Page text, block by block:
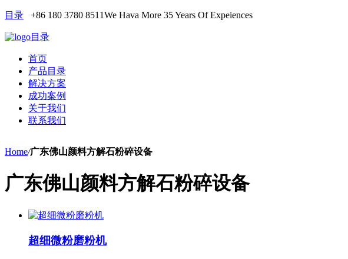
目录 +86 180 3780 8511We Hava More 35 Years Of Expeiences
目录
首页
产品目录
解决方案
成功案例
关于我们
联系我们
Home/广东佛山颜料方解石粉碎设备
广东佛山颜料方解石粉碎设备
超细微粉磨粉机